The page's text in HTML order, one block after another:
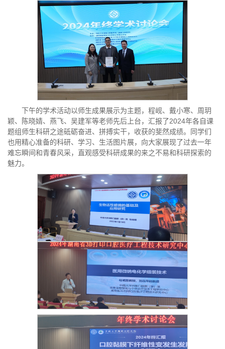
下午的学术活动以师生成果展示为主题，程岘、戴小寒、周玥
颖、陈晓婧、燕飞、吴建军等老师先后上台，汇报了2024年各自课
题组师生科研之途砥砺奋进、拼搏实干，收获的斐然成绩。同学们
也用精心准备的科研、学习、生活图片展，向大家展现了过去一年
难忘瞬间和青春风采，直观感受科研成果的来之不易和科研探索的
魅力。